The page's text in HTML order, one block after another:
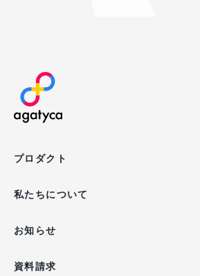
プロダクト
私たちについて
お知らせ
資料請求